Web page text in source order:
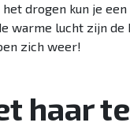
drogen kun je
warme lucht zijn
zich weer!
haar